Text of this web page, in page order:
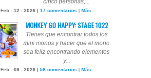
cinco personas,...
Feb - 12 - 2026 | 17 comentarios | Más
MONKEY GO HAPPY: STAGE 1022
Tienes que encontrar todos los
mini monos y hacer que el mono
sea feliz encontrando elementos
y...
Feb - 09 - 2026 | 58 comentarios | Más